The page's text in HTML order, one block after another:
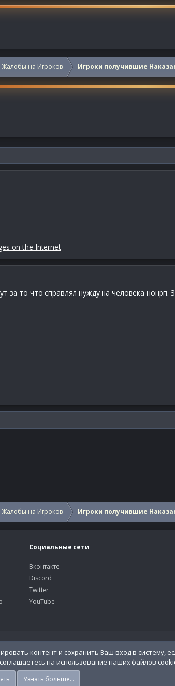
Жалобы на Игроков Игроки получившие
on the Internet
за то что справлял нужду на человека нонрп.
Жалобы на Игроков Игроки получившие
Социальные сети
Вконтакте
Discord
Twitter
YouTube
Условия и
контент и сохранить Ваш вход в систему,
на использование наших файлов
Узнать больше…